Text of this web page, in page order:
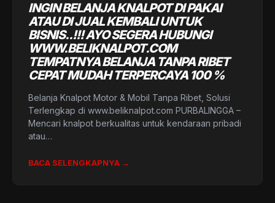
INGIN BELANJA KNALPOT DI PAKAI
ATAU DI JUAL KEMBALI UNTUK
BISNIS..!!! AYO SEGERA HUBUNGI
WWW.BELIKNALPOT.COM
TEMPATNYA BELANJA TANPA RIBET
CEPAT MUDAH TERPERCAYA 100 %
Belanja Knalpot Motor & Mobil Tanpa Ribet, Solusi
Terlengkap di www.beliknalpot.com PURBALINGGA –
Mencari knalpot berkualitas untuk kendaraan pribadi
atau…
BACA SELENGKAPNYA →